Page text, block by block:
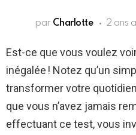
par Charlotte 2 ans
Est-ce que vous voulez
inégalée ! Notez qu’un
transformer votre
que vous n’avez jamais
effectuant ce test, vous